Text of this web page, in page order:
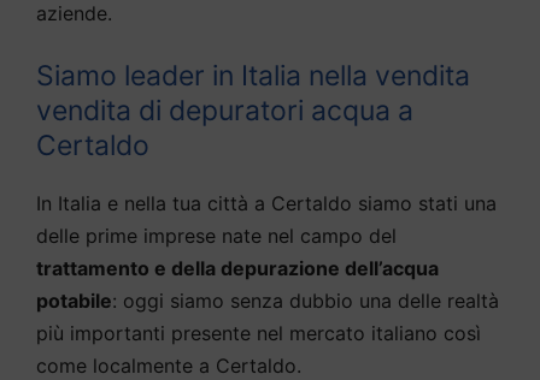
aziende.
Siamo leader in Italia nella vendita
vendita di depuratori acqua a
Certaldo
In Italia e nella tua città a Certaldo siamo stati una
delle prime imprese nate nel campo del
trattamento e della depurazione dell’acqua
potabile: oggi siamo senza dubbio una delle realtà
più importanti presente nel mercato italiano così
come localmente a Certaldo.